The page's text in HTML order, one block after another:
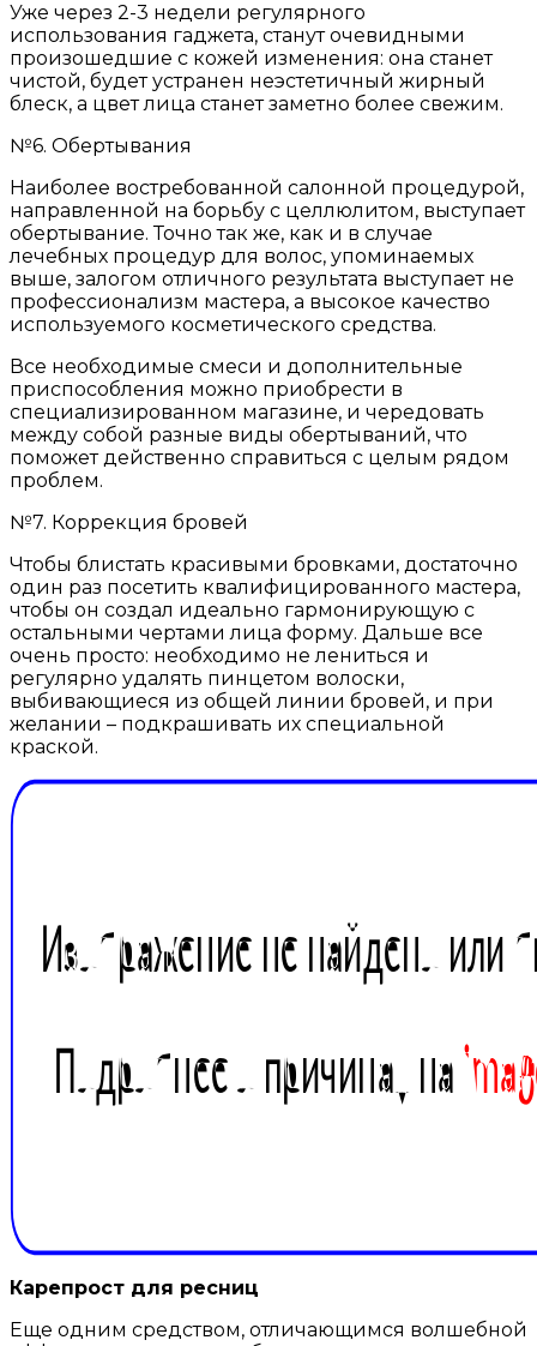
Уже через 2-3 недели регулярного
использования гаджета, станут очевидными
произошедшие с кожей изменения: она станет
чистой, будет устранен неэстетичный жирный
блеск, а цвет лица станет заметно более свежим.
№6. Обертывания
Наиболее востребованной салонной процедурой,
направленной на борьбу с целлюлитом, выступает
обертывание. Точно так же, как и в случае
лечебных процедур для волос, упоминаемых
выше, залогом отличного результата выступает не
профессионализм мастера, а высокое качество
используемого косметического средства.
Все необходимые смеси и дополнительные
приспособления можно приобрести в
специализированном магазине, и чередовать
между собой разные виды обертываний, что
поможет действенно справиться с целым рядом
проблем.
№7. Коррекция бровей
Чтобы блистать красивыми бровками, достаточно
один раз посетить квалифицированного мастера,
чтобы он создал идеально гармонирующую с
остальными чертами лица форму. Дальше все
очень просто: необходимо не лениться и
регулярно удалять пинцетом волоски,
выбивающиеся из общей линии бровей, и при
желании – подкрашивать их специальной
краской.
Карепрост для ресниц
Еще одним средством, отличающимся волшебной